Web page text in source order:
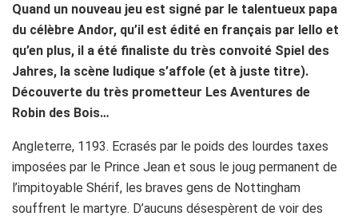
Quand un nouveau jeu est signé par le talentueux papa
du célèbre Andor, qu’il est édité en français par Iello et
qu’en plus, il a été finaliste du très convoité Spiel des
Jahres, la scène ludique s’affole (et à juste titre).
Découverte du très prometteur Les Aventures de
Robin des Bois…
Angleterre, 1193. Ecrasés par le poids des lourdes taxes
imposées par le Prince Jean et sous le joug permanent de
l’impitoyable Shérif, les braves gens de Nottingham
souffrent le martyre. D’aucuns désespèrent de voir des